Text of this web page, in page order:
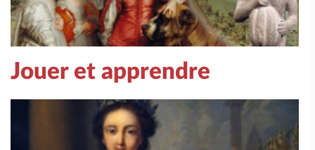
Jouer et apprendre